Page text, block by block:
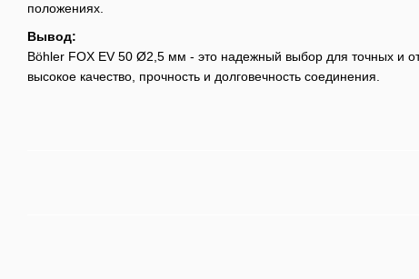
положениях.
Вывод:
Böhler FOX EV 50 Ø2,5 мм - это надежный выбор для точных и
высокое качество, прочность и долговечность соединения.